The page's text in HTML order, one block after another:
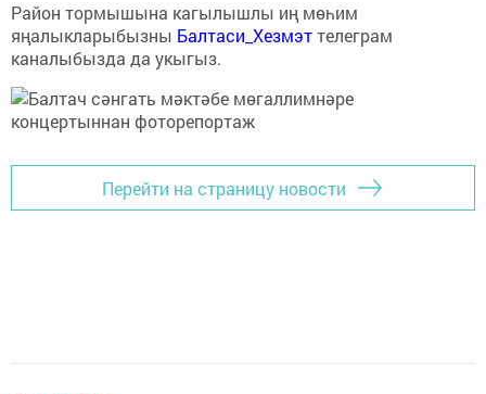
Район тормышына кагылышлы иң мөһим
яңалыкларыбызны Балтаси_Хезмэттелеграм
каналыбызда да укыгыз.
Перейти на страницу новости